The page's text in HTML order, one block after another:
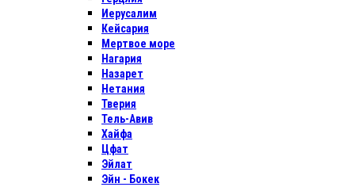
Иерусалим
Кейсария
Мертвое море
Нагария
Назарет
Нетания
Тверия
Тель-Авив
Хайфа
Цфат
Эйлат
Эйн - Бокек